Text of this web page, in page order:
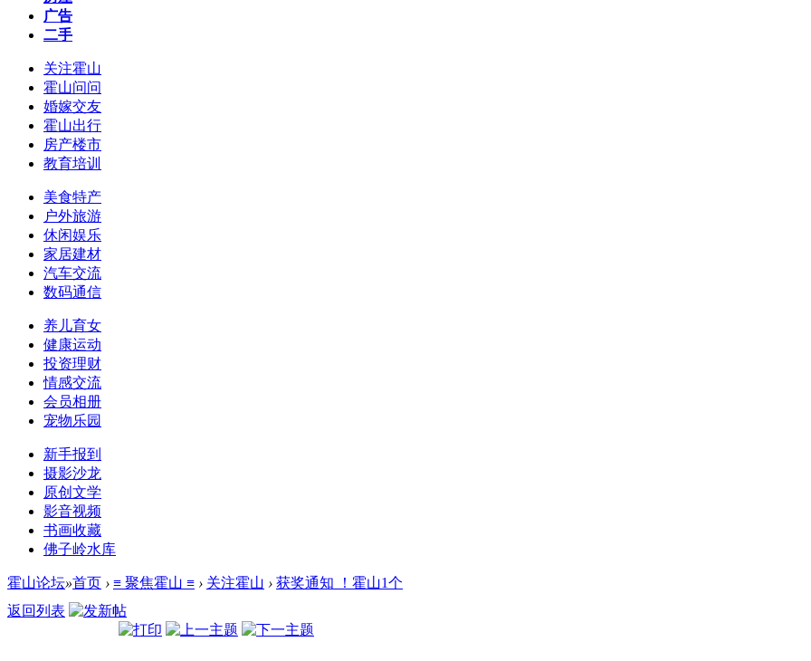
广告
二手
关注霍山
霍山问问
婚嫁交友
霍山出行
房产楼市
教育培训
美食特产
户外旅游
休闲娱乐
家居建材
汽车交流
数码通信
养儿育女
健康运动
投资理财
情感交流
会员相册
宠物乐园
新手报到
摄影沙龙
原创文学
影音视频
书画收藏
佛子岭水库
霍山论坛»首页 › ≡ 聚焦霍山 ≡ › 关注霍山 › 获奖通知 ！霍山1个
返回列表